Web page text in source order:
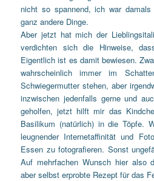
nicht so spannend, ich war
ganz andere Dinge.
Aber jetzt hat mich der
verdichten sich die Hinweise,
Eigentlich ist es damit bewiesen.
wahrscheinlich immer im
Schwiegermutter stehen, aber
inzwischen jedenfalls gerne und
geholfen, jetzt hilft mir das
Basilikum (natürlich) in die Töpfe.
leugnender Internetaffinität und
Essen zu fotografieren. Sonst
Auf mehrfachen Wunsch hier also
aber selbst erprobte Rezept für das